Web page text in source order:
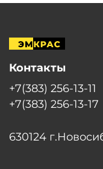
Контакты
+7(383) 256-13-11
+7(383) 256-13-17
630124